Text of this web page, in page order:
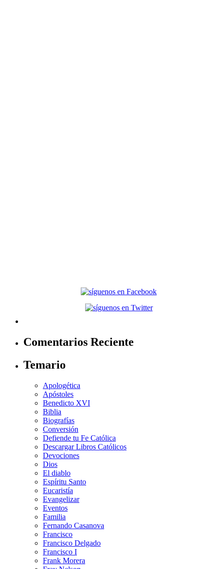
Comentarios Reciente
Temario
Apologética
Apóstoles
Benedicto XVI
Biblia
Biografías
Conversión
Defiende tu Fe Católica
Descargar Libros Católicos
Devociones
Dios
El diablo
Espíritu Santo
Eucaristía
Evangelizar
Eventos
Familia
Fernando Casanova
Francisco
Francisco Delgado
Francisco I
Frank Morera